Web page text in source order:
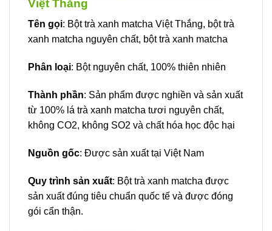
Việt Thắng
Tên gọi: Bột trà xanh matcha Việt Thắng, bột trà
xanh matcha nguyên chất, bột trà xanh matcha
Phân loại: Bột nguyên chất, 100% thiên nhiên
Thành phần: Sản phẩm được nghiền và sản xuất
từ 100% lá trà xanh matcha tươi nguyên chất,
không CO2, không SO2 và chất hóa học độc hại
Nguồn gốc: Được sản xuất tại Việt Nam
Quy trình sản xuất: Bột trà xanh matcha được
sản xuất đúng tiêu chuẩn quốc tế và được đóng
gói cẩn thận.